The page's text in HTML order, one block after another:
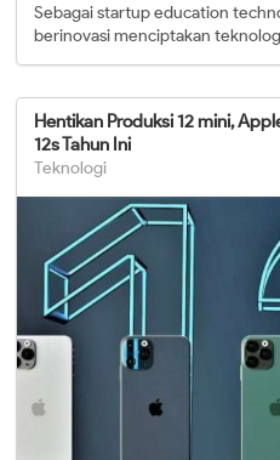
Sebagai startup education
berinovasi menciptakan
Hentikan Produksi 12 mini,
12s Tahun Ini
Teknologi